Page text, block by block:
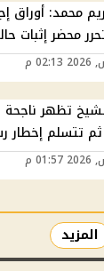
الـ4% ريم محمد:
محضر إثبات
ثم تتسلم إخطار
المزيد